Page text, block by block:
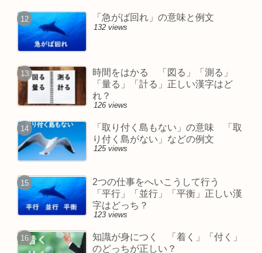
「急がば回れ」の意味と例文
132 views
時間をはかる 「図る」「測る」
「量る」「計る」正しい漢字はど
れ？
126 views
「取り付く島もない」の意味 「取
り付く島がない」などの例文
125 views
2つの仕事をへいこうして行う
「平行」「並行」「平衡」正しい漢
字はどっち？
123 views
知識が身につく 「着く」「付く」
のどっちが正しい？